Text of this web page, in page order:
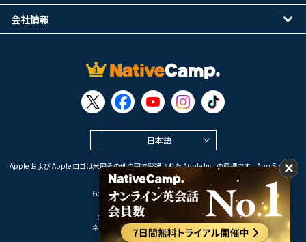
日本語
Apple および Apple ロゴは米国その他の国で登録された Apple Inc. の商標です。App Store は
Apple Inc. のサービスマークです。
Google Play は Google LLC の商標です。
Copyright © 2026 オンライン英会話
ネイティブキャンプ All Rights Reserved.
会社情報